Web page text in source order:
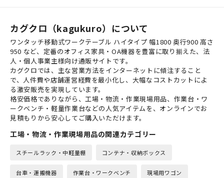
カグクロ（kagukuro）について
ワンタッチ移動式ワークテーブル ハイタイプ 幅1800 奥行900 高さ
950 など、定番のオフィス家具・OA機器を豊富に取り揃えた、法
人・個人事業主様向け通販サイトです。
カグクロでは、主な営業方法をインターネットに傾注すること
で、人件費や店舗運営経費を最小化し、大幅なコストカットによ
る激安販売を実現しています。
格安価格でありながら、工場・物流・作業現場用品、作業台・ワ
ークベンチ・軽量作業台などの人気アイテムを、オンラインでお
見積もりから安心してご購入いただけます。
工場・物流・作業現場用品の関連カテゴリー
スチールラック・中軽量棚 コンテナ・収納ボックス
台車・運搬機器 作業台・ワークベンチ 現場用ワゴン